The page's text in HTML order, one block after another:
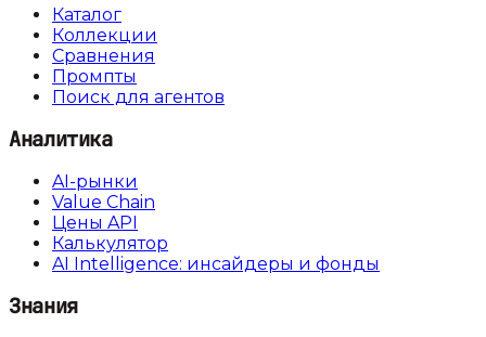
Каталог
Коллекции
Сравнения
Промпты
Поиск для агентов
Аналитика
AI-рынки
Value Chain
Цены API
Калькулятор
AI Intelligence: инсайдеры и фонды
Знания